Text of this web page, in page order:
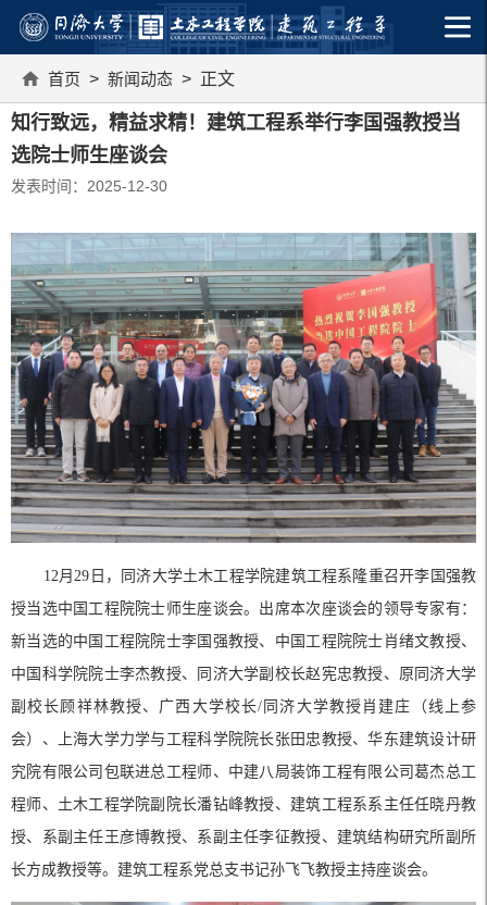
首页 > 新闻动态 > 正文
知行致远，精益求精！建筑工程系举行李国强教授当
选院士师生座谈会
发表时间：2025-12-30
12月29日，同济大学土木工程学院建筑工程系隆重召开李国强教
授当选中国工程院院士师生座谈会。出席本次座谈会的领导专家有：
新当选的中国工程院院士李国强教授、中国工程院院士肖绪文教授、
中国科学院院士李杰教授、同济大学副校长赵宪忠教授、原同济大学
副校长顾祥林教授、广西大学校长/同济大学教授肖建庄（线上参
会）、上海大学力学与工程科学院院长张田忠教授、华东建筑设计研
究院有限公司包联进总工程师、中建八局装饰工程有限公司葛杰总工
程师、土木工程学院副院长潘钻峰教授、建筑工程系系主任任晓丹教
授、系副主任王彦博教授、系副主任李征教授、建筑结构研究所副所
长方成教授等。建筑工程系党总支书记孙飞飞教授主持座谈会。